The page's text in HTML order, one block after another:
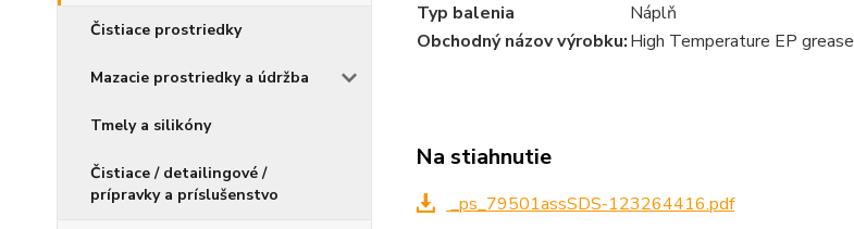
Čistiace prostriedky
Mazacie prostriedky a údržba
Tmely a silikóny
Čistiace / detailingové /
prípravky a príslušenstvo
Typ balenia
Náplň
Obchodný názov výrobku:High Temperature EP grease
Na stiahnutie
_ps_79501assSDS-123264416.pdf